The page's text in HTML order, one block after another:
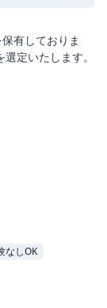
有しておりま
定いたします。
なしOK